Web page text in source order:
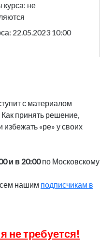
не
22.05.2023 10:00
с материалом
принять решение,
«ре» у своих
и в 20:00по Московскому
нашим подписчикам в
не требуется!